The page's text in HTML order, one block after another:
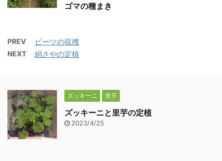
ゴマの種まき
PREV ビーツの収穫
NEXT 絹さやの定植
ズッキーニ 里芋
ズッキーニと里芋の定植
2023/4/25